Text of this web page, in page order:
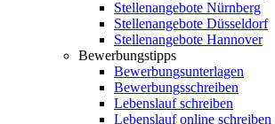
Stellenangebote Nürnberg
Stellenangebote Düsseldorf
Stellenangebote Hannover
Bewerbungstipps
Bewerbungsunterlagen
Bewerbungsschreiben
Lebenslauf schreiben
Lebenslauf online schreiben